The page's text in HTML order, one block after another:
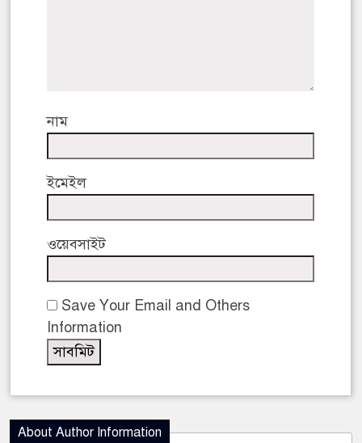
নাম
ইমেইল
ওয়েবসাইট
Save Your Email and Others
Information
About Author Information